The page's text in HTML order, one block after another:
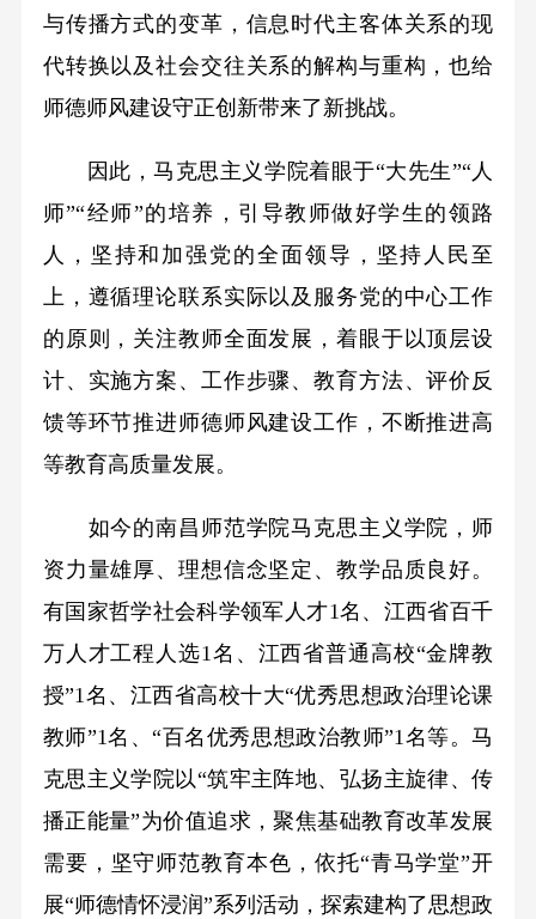
与传播方式的变革，信息时代主客体关系的现
代转换以及社会交往关系的解构与重构，也给
师德师风建设守正创新带来了新挑战。
因此，马克思主义学院着眼于“大先生”“人
师”“经师”的培养，引导教师做好学生的领路
人，坚持和加强党的全面领导，坚持人民至
上，遵循理论联系实际以及服务党的中心工作
的原则，关注教师全面发展，着眼于以顶层设
计、实施方案、工作步骤、教育方法、评价反
馈等环节推进师德师风建设工作，不断推进高
等教育高质量发展。
如今的南昌师范学院马克思主义学院，师
资力量雄厚、理想信念坚定、教学品质良好。
有国家哲学社会科学领军人才1名、江西省百千
万人才工程人选1名、江西省普通高校“金牌教
授”1名、江西省高校十大“优秀思想政治理论课
教师”1名、“百名优秀思想政治教师”1名等。马
克思主义学院以“筑牢主阵地、弘扬主旋律、传
播正能量”为价值追求，聚焦基础教育改革发展
需要，坚守师范教育本色，依托“青马学堂”开
展“师德情怀浸润”系列活动，探索建构了思想政